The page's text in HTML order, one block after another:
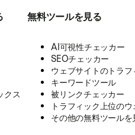
クス
無料ツールを見る
AI可視性チェッカー
SEOチェッカー
ウェブサイトのトラ
キーワードツール
被リンクチェッカー
トラフィック上位の
その他の無料ツールを